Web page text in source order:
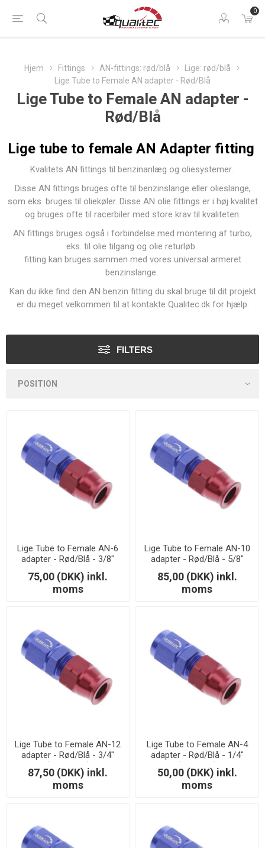
0
Hjem Fittings AN-fittings: rød/blå
Lige: rød/blå
Lige Tube to Female AN adapter - Rød/Blå
Lige Tube to Female AN adapter -
Rød/Blå
Lige tube to female AN Adapter fitting
Kvalitets AN fittings til benzinanlæg og oliesystemer.
Disse AN fittings bruges ofte til benzinslange eller olieslange,
som eks. bruges til oliekøler. Disse AN olie fittings er i høj kvalitet
og bruges ofte til racerbiler med store krav til kvaliteten.
AN fittings bruges også i forbindelse med montering af turbo,
eks. til olie tilgang og olie returløb.
fitting kan bruges sammen med vores universal armeret
benzinslange.
Kan du ikke find den AN benzin fitting du skal bruge til dit projekt
er du meget velkommen til at kontakte Qualitec.dk for hjælp.
FILTERS
Lige Tube to Female AN-6
adapter - Rød/Blå - 3/8"
(9,52mm.)
75,00 (DKK) inkl.
moms
Lige Tube to Female AN-10
adapter - Rød/Blå - 5/8"
85,00 (DKK) inkl.
moms
Lige Tube to Female AN-12
adapter - Rød/Blå - 3/4"
(19,05mm.)
87,50 (DKK) inkl.
moms
Lige Tube to Female AN-4
adapter - Rød/Blå - 1/4"
(6,35mm.)
50,00 (DKK) inkl.
moms